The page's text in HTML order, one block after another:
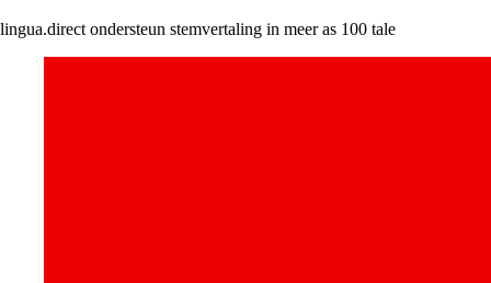
lingua.direct ondersteun stemvertaling in meer as 100 tale